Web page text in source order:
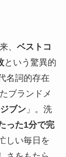
、 ベストコ
という驚異的
名詞的存在
ブランドメ
ブン」。洗
った1分で完
しい毎日を